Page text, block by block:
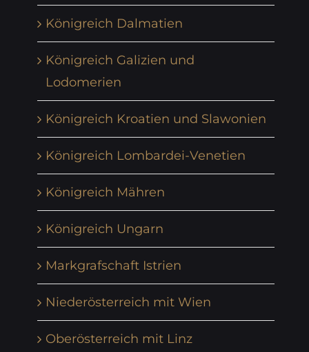
Königreich Dalmatien
Königreich Galizien und
Lodomerien
Königreich Kroatien und Slawonien
Königreich Lombardei-Venetien
Königreich Mähren
Königreich Ungarn
Markgrafschaft Istrien
Niederösterreich mit Wien
Oberösterreich mit Linz